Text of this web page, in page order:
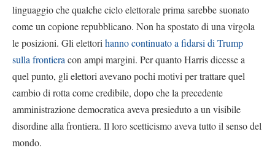
linguaggio che qualche ciclo elettorale prima sarebbe suonato
come un copione repubblicano. Non ha spostato di una virgola
le posizioni. Gli elettori hanno continuato a fidarsi di Trump
sulla frontiera con ampi margini. Per quanto Harris dicesse a
quel punto, gli elettori avevano pochi motivi per trattare quel
cambio di rotta come credibile, dopo che la precedente
amministrazione democratica aveva presieduto a un visibile
disordine alla frontiera. Il loro scetticismo aveva tutto il senso del
mondo.